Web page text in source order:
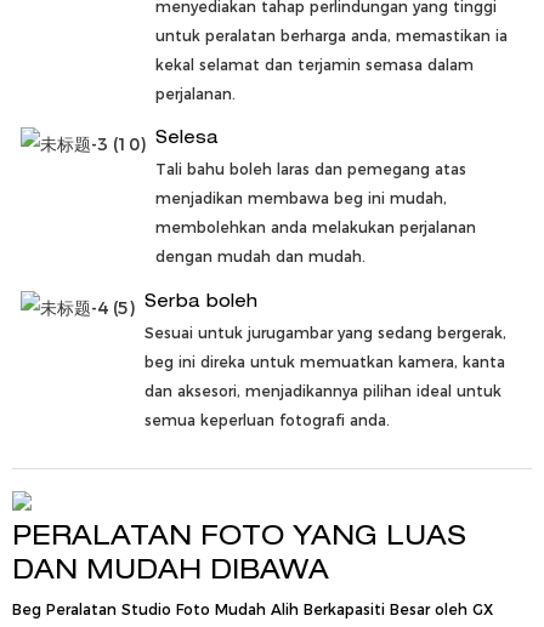
menyediakan tahap perlindungan yang tinggi
untuk peralatan berharga anda, memastikan ia
kekal selamat dan terjamin semasa dalam
perjalanan.
Selesa
Tali bahu boleh laras dan pemegang atas
menjadikan membawa beg ini mudah,
membolehkan anda melakukan perjalanan
dengan mudah dan mudah.
Serba boleh
Sesuai untuk jurugambar yang sedang bergerak,
beg ini direka untuk memuatkan kamera, kanta
dan aksesori, menjadikannya pilihan ideal untuk
semua keperluan fotografi anda.
PERALATAN FOTO YANG LUAS
DAN MUDAH DIBAWA
Beg Peralatan Studio Foto Mudah Alih Berkapasiti Besar oleh GX